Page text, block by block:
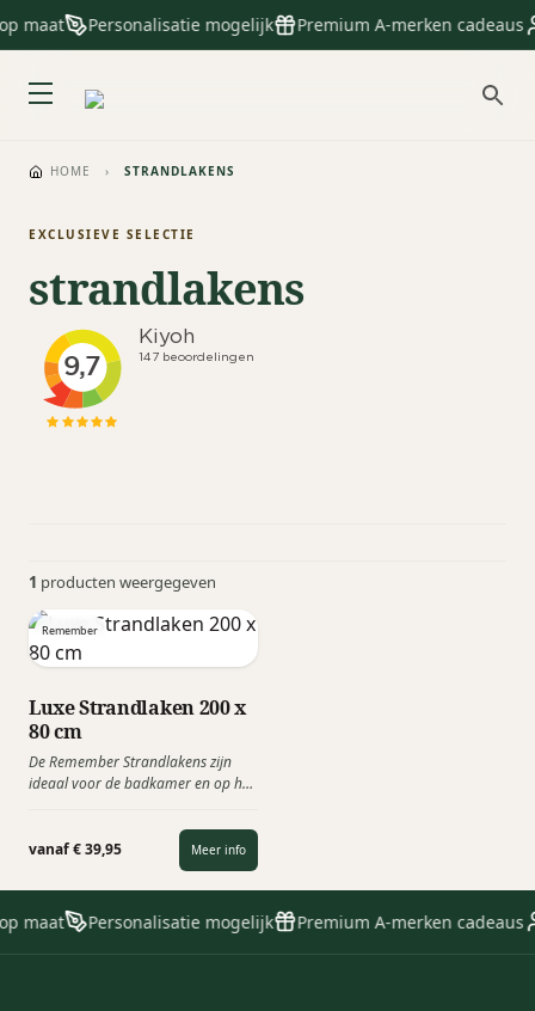
maat Personalisatie mogelijk Premium A-merken cadeaus
HOME › STRANDLAKENS
EXCLUSIEVE SELECTIE
strandlakens
1 producten weergegeven
Remember
Luxe Strandlaken 200 x
80 cm
De Remember Strandlakens zijn
ideaal voor de badkamer en op het
katoenen badhanddoeken zijn
bijzonder absorberend. Daarnaast
zijn ze extra lang en bedekken ze
volledig lounge- en strandstoelen.
vanaf € 39,95 Meer info
maat Personalisatie mogelijk Premium A-merken cadeaus